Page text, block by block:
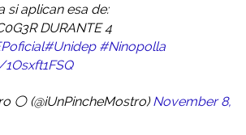
si aplican esa de:
DURANTE 4
#Unidep #Ninopolla
⚪️ (@iUnPincheMostro)November 8,